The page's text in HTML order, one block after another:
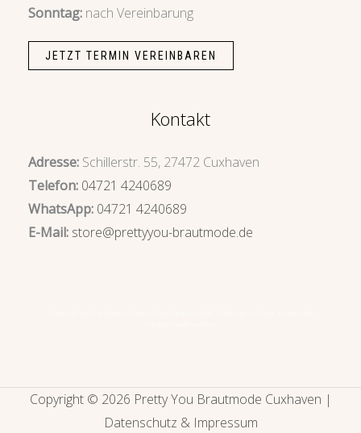
Sonntag: nach Vereinbarung
JETZT TERMIN VEREINBAREN
Kontakt
Adresse: Schillerstr. 55, 27472 Cuxhaven
Telefon: 04721 4240689
WhatsApp: 04721 4240689
E-Mail: store@prettyyou-brautmode.de
Copyright © 2026 Pretty You Brautmode Cuxhaven |
Datenschutz & Impressum